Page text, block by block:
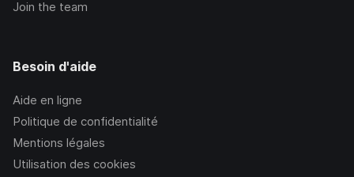
Join the team
Besoin d'aide
Aide en ligne
Politique de confidentialité
Mentions légales
Utilisation des cookies